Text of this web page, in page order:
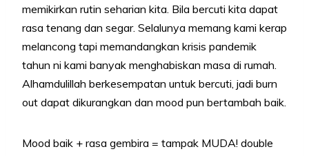
memikirkan rutin seharian kita. Bila bercuti kita dapat
rasa tenang dan segar. Selalunya memang kami kerap
melancong tapi memandangkan krisis pandemik
tahun ni kami banyak menghabiskan masa di rumah.
Alhamdulillah berkesempatan untuk bercuti, jadi burn
out dapat dikurangkan dan mood pun bertambah baik.
Mood baik + rasa gembira = tampak MUDA! double